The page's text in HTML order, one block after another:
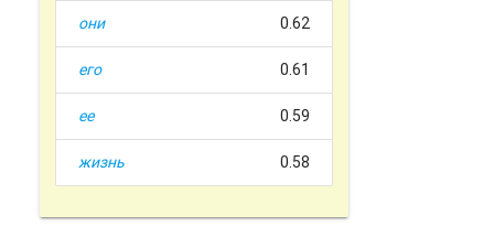
они 0.62
его 0.61
ее 0.59
жизнь 0.58